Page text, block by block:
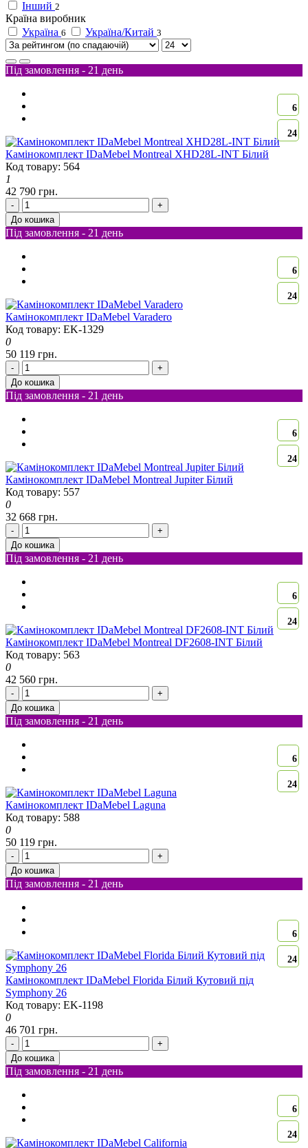
Інший 2
Країна виробник
Україна 6 Україна/Китай 3
Під замовлення - 21 день
6
24
Камінокомплект IDaMebel Montreal XHD28L-INT Білий
Код товару: 564
1
42 790 грн.
-
+
До кошика
Під замовлення - 21 день
6
24
Камінокомплект IDaMebel Varadero
Код товару: EK-1329
0
50 119 грн.
-
+
До кошика
Під замовлення - 21 день
6
24
Камінокомплект IDaMebel Montreal Jupiter Білий
Код товару: 557
0
32 668 грн.
-
+
До кошика
Під замовлення - 21 день
6
24
Камінокомплект IDaMebel Montreal DF2608-INT Білий
Код товару: 563
0
42 560 грн.
-
+
До кошика
Під замовлення - 21 день
6
24
Камінокомплект IDaMebel Laguna
Код товару: 588
0
50 119 грн.
-
+
До кошика
Під замовлення - 21 день
6
24
Камінокомплект IDaMebel Florida Білий Кутовий під
Symphony 26
Код товару: EK-1198
0
46 701 грн.
-
+
До кошика
Під замовлення - 21 день
6
24